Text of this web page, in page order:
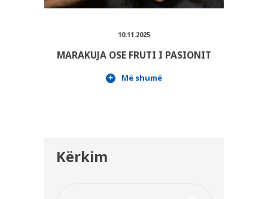
10.11.2025
MARAKUJA OSE FRUTI I PASIONIT
Më shumë
Kërkim